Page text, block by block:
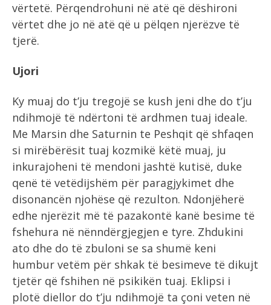
vërtetë. Përqendrohuni në atë që dëshironi
vërtet dhe jo në atë që u pëlqen njerëzve të
tjerë.
Ujori
Ky muaj do t’ju tregojë se kush jeni dhe do t’ju
ndihmojë të ndërtoni të ardhmen tuaj ideale.
Me Marsin dhe Saturnin te Peshqit që shfaqen
si mirëbërësit tuaj kozmikë këtë muaj, ju
inkurajoheni të mendoni jashtë kutisë, duke
qenë të vetëdijshëm për paragjykimet dhe
disonancën njohëse që rezulton. Ndonjëherë
edhe njerëzit më të pazakontë kanë besime të
fshehura në nënndërgjegjen e tyre. Zhdukini
ato dhe do të zbuloni se sa shumë keni
humbur vetëm për shkak të besimeve të dikujt
tjetër që fshihen në psikikën tuaj. Eklipsi i
plotë diellor do t’ju ndihmojë ta çoni veten në